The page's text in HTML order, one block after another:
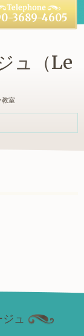
ュ（Le
教室
3689-4605
ュ